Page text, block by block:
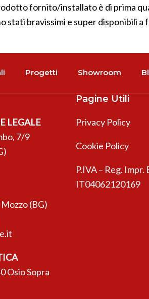
Progetti Showroom
fornito/installato è di prima
bravissimi e super disponibili a
LEGALE
7/9
(BG)
Osio Sopra
Pagine Utili
Privacy Policy
Cookie Policy
P.IVA – Reg. Impr.
IT04062120169